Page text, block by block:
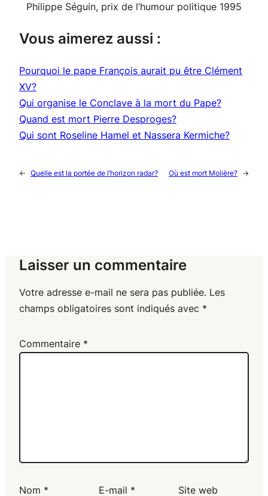
Philippe Séguin, prix de l’humour politique 1995
Vous aimerez aussi :
Pourquoi le pape François aurait pu être Clément
XV?
Qui organise le Conclave à la mort du Pape?
Quand est mort Pierre Desproges?
Qui sont Roseline Hamel et Nassera Kermiche?
← Quelle est la portée de l’horizon radar? Où est mort Molière? →
Laisser un commentaire
Votre adresse e-mail ne sera pas publiée. Les
champs obligatoires sont indiqués avec *
Commentaire *
Nom * E-mail * Site web